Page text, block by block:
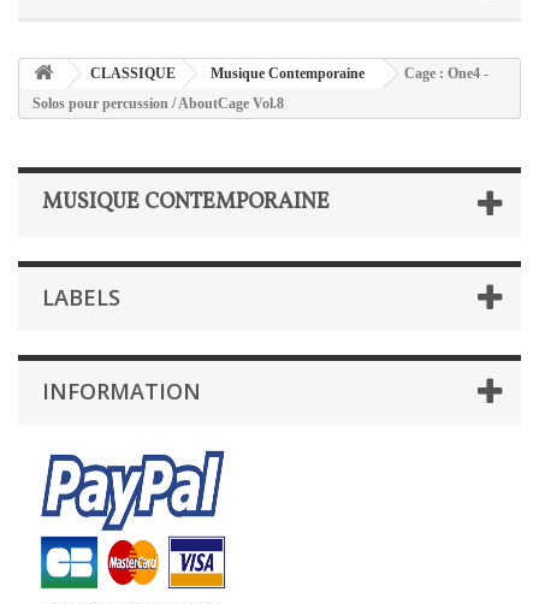
CLASSIQUE Musique Contemporaine
Cage : One4 -
Solos pour percussion / AboutCage Vol.8
MUSIQUE CONTEMPORAINE
LABELS
INFORMATION